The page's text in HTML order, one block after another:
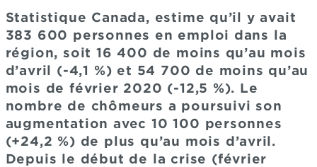
Statistique Canada, estime qu’il y avait
383 600 personnes en emploi dans la
région, soit 16 400 de moins qu’au mois
d’avril (-4,1 %) et 54 700 de moins qu’au
mois de février 2020 (-12,5 %). Le
nombre de chômeurs a poursuivi son
augmentation avec 10 100 personnes
(+24,2 %) de plus qu’au mois d’avril.
Depuis le début de la crise (février